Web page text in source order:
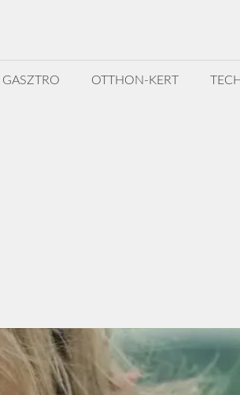
GASZTRO OTTHON-KERT